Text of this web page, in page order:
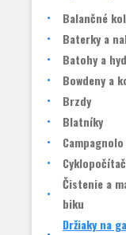
Balančné
Baterky a
Batohy a
Bowdeny a
Brzdy
Blatníky
Campagnolo
Čistenie a
biku
Držiaky na